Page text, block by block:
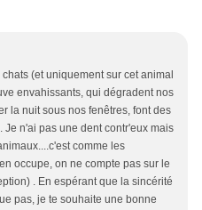
(et uniquement sur cet animal
envahissants, qui dégradent nos
la nuit sous nos fenêtres, font des
Je n'ai pas une dent contr'eux mais
comme les
occupe, on ne compte pas sur le
. En espérant que la sincérité
pas, je te souhaite une bonne